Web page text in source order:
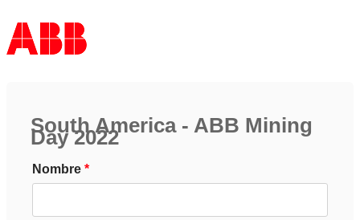
South America - ABB Mining
Day 2022
Nombre